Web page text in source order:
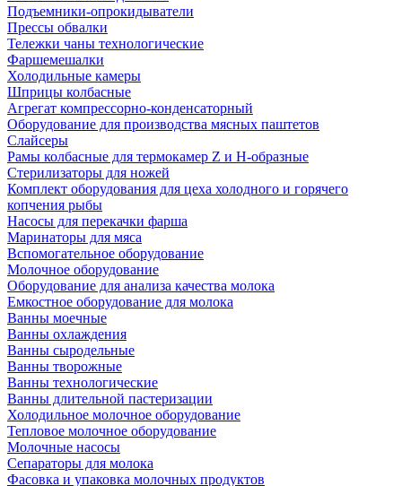
Подъемники-опрокидыватели
Прессы обвалки
Тележки чаны технологические
Фаршемешалки
Холодильные камеры
Шприцы колбасные
Агрегат компрессорно-конденсаторный
Оборудование для производства мясных паштетов
Слайсеры
Рамы колбасные для термокамер Z и H-образные
Стерилизаторы для ножей
Комплект оборудования для цеха холодного и горячего
копчения рыбы
Насосы для перекачки фарша
Маринаторы для мяса
Вспомогательное оборудование
Молочное оборудование
Оборудование для анализа качества молока
Емкостное оборудование для молока
Ванны моечные
Ванны охлаждения
Ванны сыродельные
Ванны творожные
Ванны технологические
Ванны длительной пастеризации
Холодильное молочное оборудование
Тепловое молочное оборудование
Молочные насосы
Сепараторы для молока
Фасовка и упаковка молочных продуктов